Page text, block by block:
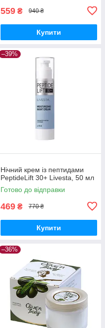
559 ₴ 940 ₴
Купити
–39%
Нічний крем із пептидами
PeptideLift 30+ Livesta, 50 мл
Готово до відправки
469 ₴ 770 ₴
Купити
–36%